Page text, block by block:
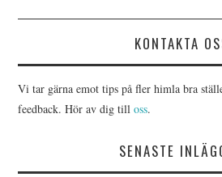
KONTAKTA
Vi tar gärna emot tips på fler himla bra
feedback. Hör av dig tilloss.
SENASTE